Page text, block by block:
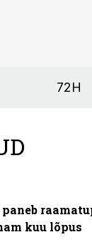
72H
paneb
kuu lõpus